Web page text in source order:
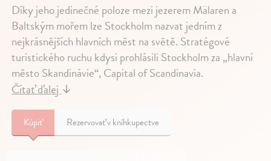
Díky jeho jedinečné poloze mezi jezerem Mälaren a
Baltským mořem lze Stockholm nazvat jedním z
nejkrásnějších hlavních měst na světě. Stratégové
turistického ruchu kdysi prohlásili Stockholm za „hlavní
město Skandinávie“, Capital of Scandinavia.
Čítať ďalej ↓
Kúpiť Rezervovať v kníhkupectve